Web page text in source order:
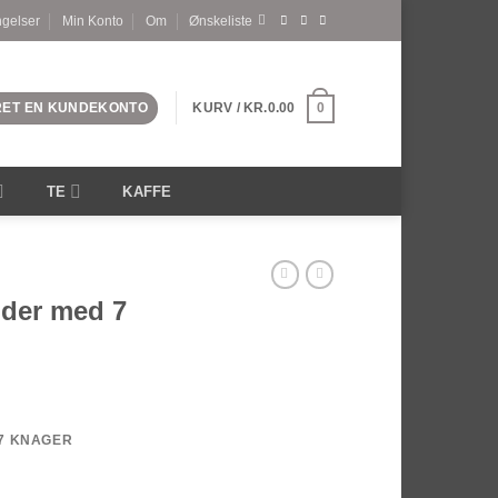
Min Konto Om Ønskeliste
EN KUNDEKONTO KURV / KR.0.00 0
TE KAFFE
med 7
KNAGER